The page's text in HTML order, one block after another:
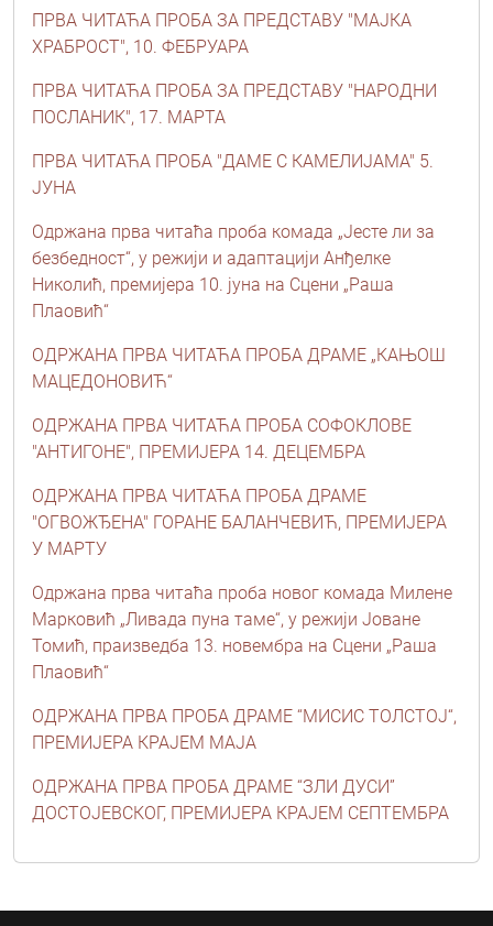
ПРВА ЧИТАЋА ПРОБА ЗА ПРЕДСТАВУ "МАЈКА
ХРАБРОСТ", 10. ФЕБРУАРА
ПРВА ЧИТАЋА ПРОБА ЗА ПРЕДСТАВУ "НАРОДНИ
ПОСЛАНИК", 17. МАРТА
ПРВА ЧИТАЋА ПРОБА "ДАМЕ С КАМЕЛИЈАМА" 5.
ЈУНА
Одржана прва читаћа проба комада „Јесте ли за
безбедност“, у режији и адаптацији Анђелке
Николић, премијера 10. јуна на Сцени „Раша
Плаовић“
ОДРЖАНА ПРВА ЧИТАЋА ПРОБА ДРАМЕ „КАЊОШ
МАЦЕДОНОВИЋ“
ОДРЖАНА ПРВА ЧИТАЋА ПРОБА СОФОКЛОВЕ
"АНТИГОНЕ", ПРЕМИЈЕРА 14. ДЕЦЕМБРА
ОДРЖАНА ПРВА ЧИТАЋА ПРОБА ДРАМЕ
"ОГВОЖЂЕНА" ГОРАНЕ БАЛАНЧЕВИЋ, ПРЕМИЈЕРА
У МАРТУ
Одржана прва читаћа проба новог комада Милене
Марковић „Ливада пуна таме“, у режији Јоване
Томић, праизведба 13. новембра на Сцени „Раша
Плаовић“
ОДРЖАНА ПРВА ПРОБА ДРАМЕ “МИСИС ТОЛСТОЈ“,
ПРЕМИЈЕРА КРАЈЕМ МАЈА
ОДРЖАНА ПРВА ПРОБА ДРАМE “ЗЛИ ДУСИ”
ДОСТОЈЕВСКОГ, ПРЕМИЈЕРА КРАЈЕМ СЕПТЕМБРА